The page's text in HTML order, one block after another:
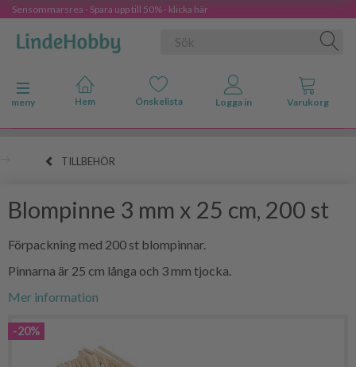
Sensommarsrea - Spara upp till 50% - klicka här
Ändra navigering
meny
TILLBEHÖR
Blompinne 3 mm x 25 cm, 200 st
Förpackning med 200 st blompinnar.
Pinnarna är 25 cm långa och 3 mm tjocka.
Mer information
-20%